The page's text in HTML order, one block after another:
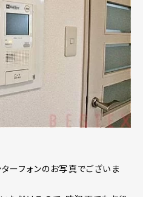
ーフォンのお写真でございま